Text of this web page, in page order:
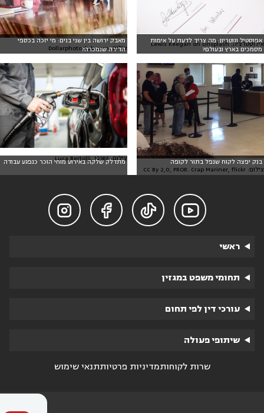
אפוסטיל ונוטריון: מה צריך לדעת על אימות
מסמכים בארץ ובעולם?
אילוסטרציה: Lewis Keegan on Unsplash
מאבק ירושה בין שני בנים: מי יזכה בכספי
הדירה שנמכרה?
צילום: Dollarphotoclub.com
בנק יפצה לקוח שנפל בתור לקופה
צילום: CC By 2,0, PROR. Crap Mariner, flickr
מתדלק שלקה באירוע מוחי הוכר כנפגע עבודה
צילום: Luca Bertolli, 123RF




ראשי
תחומי משפט במגזין
עורכי דין לפי תחום
שיתופי פעולה
שרות לקוחותמדיניות פרטיותתנאי שימוש